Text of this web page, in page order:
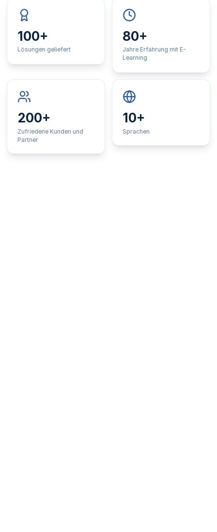
100+
Lösungen geliefert
80+
Jahre Erfahrung mit E-
Learning
200+
Zufriedene Kunden und
Partner
10+
Sprachen